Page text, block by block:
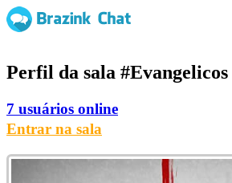
Perfil da sala #Evangelicos
7 usuários online
Entrar na sala